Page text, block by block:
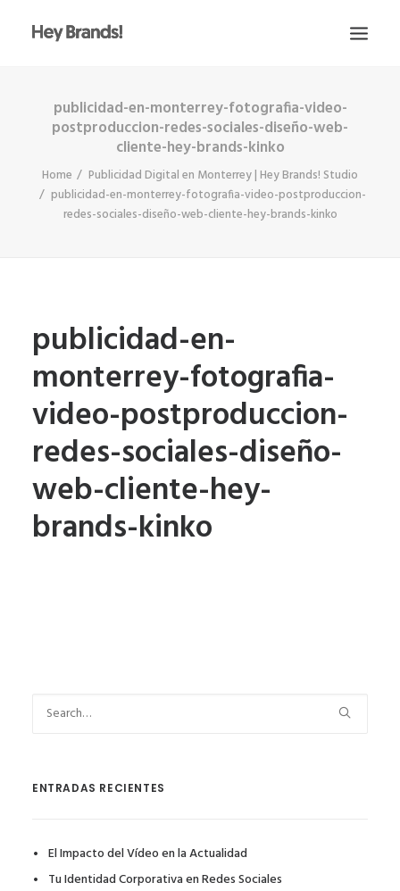
HEY
CONÓCENOS
¿QUÉ HACEMOS?
PROYECTOS
publicidad-en-monterrey-fotografia-video-
postproduccion-redes-sociales-diseño-web-
cliente-hey-brands-kinko
Home
Publicidad Digital en Monterrey | Hey Brands! Studio
publicidad-en-monterrey-fotografia-video-postproduccion-
redes-sociales-diseño-web-cliente-hey-brands-kinko
publicidad-en-
monterrey-fotografia-
video-postproduccion-
redes-sociales-diseño-
web-cliente-hey-
brands-kinko
ENTRADAS RECIENTES
El Impacto del Vídeo en la Actualidad
Tu Identidad Corporativa en Redes Sociales